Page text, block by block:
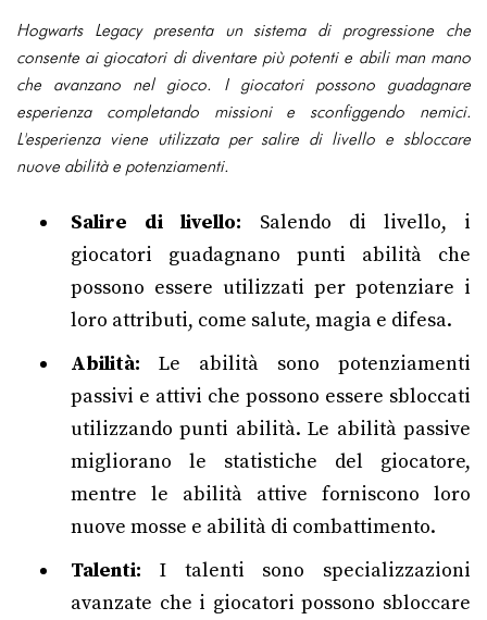
Hogwarts Legacy presenta un sistema di progressione che
consente ai giocatori di diventare più potenti e abili man mano
che avanzano nel gioco. I giocatori possono guadagnare
esperienza completando missioni e sconfiggendo nemici.
L'esperienza viene utilizzata per salire di livello e sbloccare
nuove abilità e potenziamenti.
Salire di livello: Salendo di livello, i
giocatori guadagnano punti abilità che
possono essere utilizzati per potenziare i
loro attributi, come salute, magia e difesa.
Abilità: Le abilità sono potenziamenti
passivi e attivi che possono essere sbloccati
utilizzando punti abilità. Le abilità passive
migliorano le statistiche del giocatore,
mentre le abilità attive forniscono loro
nuove mosse e abilità di combattimento.
Talenti: I talenti sono specializzazioni
avanzate che i giocatori possono sbloccare